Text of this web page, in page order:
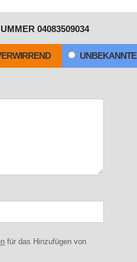
04083509034
UNBEKANNTE
für das Hinzufügen von